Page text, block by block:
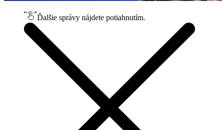
Ďalšie správy nájdete potiahnutím.